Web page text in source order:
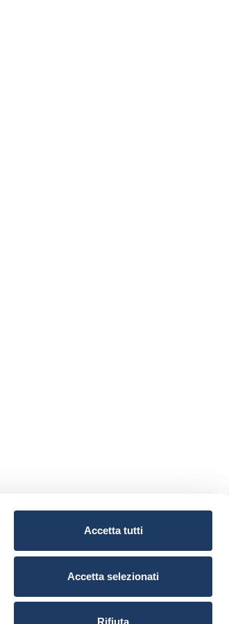
Accetta tutti
Accetta selezionati
Rifiuta